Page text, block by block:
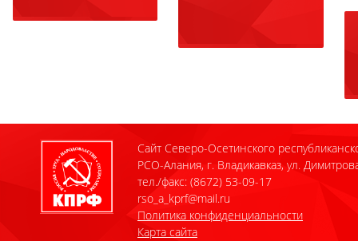
Сайт Северо-Осетинского
РСО-Алания, г. Владикавказ, ул.
тел./факс: (8672) 53-09-17
rso_a_kprf@mail.ru
Политика конфиденциальности
Карта сайта